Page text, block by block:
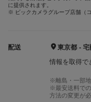
に提供されます。
※ ビックカメラグループ店舗（コ
配送
東京都 - 宅
情報を取得で
※離島・一部
※最安送料で
方法の変更が